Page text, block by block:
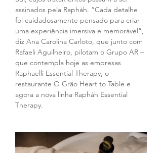
assinados pela Raphàh. “Cada detalhe
foi cuidadosamente pensado para criar
uma experiência imersiva e memorável”,
diz Ana Carolina Carloto, que junto com
Rafaeli Aguilheiro, pilotam o Grupo AR –
que contempla hoje as empresas
Raphaelli Essential Therapy, o
restaurante O Grão Heart to Table e
agora a nova linha Raphàh Essential
Therapy.